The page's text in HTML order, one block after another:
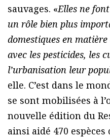
sauvages. «Elles ne
un rôle bien plus
domestiques en
avec les pesticides, les
l’urbanisation leur
elle. C’est dans le
se sont mobilisées à
nouvelle édition du
ainsi aidé 470